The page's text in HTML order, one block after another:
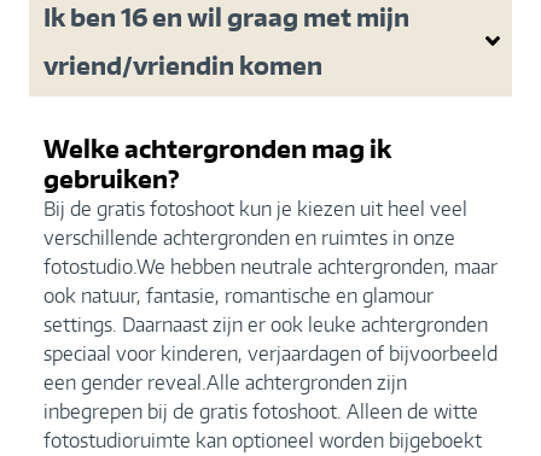
Ik ben 16 en wil graag met mijn
vriend/vriendin komen
Welke achtergronden mag ik
gebruiken?
Bij de gratis fotoshoot kun je kiezen uit heel veel
verschillende achtergronden en ruimtes in onze
fotostudio.We hebben neutrale achtergronden, maar
ook natuur, fantasie, romantische en glamour
settings. Daarnaast zijn er ook leuke achtergronden
speciaal voor kinderen, verjaardagen of bijvoorbeeld
een gender reveal.Alle achtergronden zijn
inbegrepen bij de gratis fotoshoot. Alleen de witte
fotostudioruimte kan optioneel worden bijgeboekt